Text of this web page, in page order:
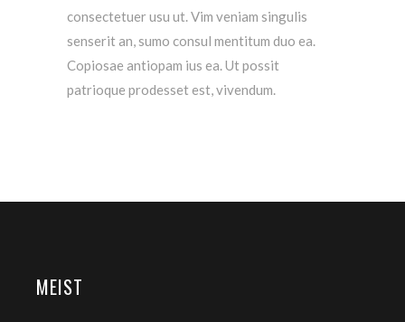
consectetuer usu ut. Vim veniam singulis
senserit an, sumo consul mentitum duo ea.
Copiosae antiopam ius ea. Ut possit
patrioque prodesset est, vivendum.
MEIST